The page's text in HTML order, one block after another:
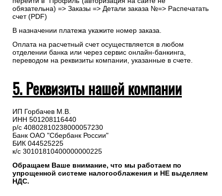
обязательна) => Заказы => Детали заказа №=> Распечатать
счет (PDF)
В назначении платежа укажите номер заказа.
Оплата на расчетный счет осуществляется в любом
отделении банка или через сервис онлайн-банкинга,
переводом на реквизиты компании, указанные в счете.
5. Реквизиты нашей компании
ИП Горбачев М.В.
ИНН 501208116440
р/с 40802810238000057230
Банк ОАО "Сбербанк России"
БИК 044525225
к/с 30101810400000000225
Обращаем Ваше внимание, что мы работаем по
упрощенной системе налогооблажения и НЕ выделяем
НДС.